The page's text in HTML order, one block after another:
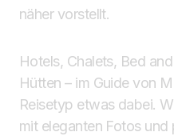
näher vorstellt.
Hotels, Chalets, Bed
Hütten – im Guide von
Reisetyp etwas dabei.
mit eleganten Fotos und